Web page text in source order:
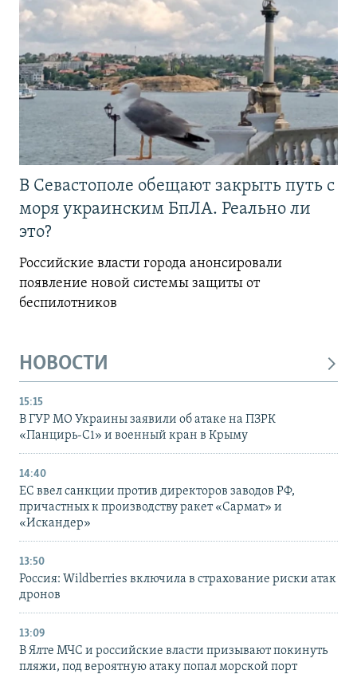
В Севастополе обещают закрыть путь с
моря украинским БпЛА. Реально ли
это?
Российские власти города анонсировали
появление новой системы защиты от
беспилотников
НОВОСТИ
15:15
В ГУР МО Украины заявили об атаке на ПЗРК
«Панцирь-С1» и военный кран в Крыму
14:40
ЕС ввел санкции против директоров заводов РФ,
причастных к производству ракет «Сармат» и
«Искандер»
13:50
Россия: Wildberries включила в страхование риски атак
дронов
13:09
В Ялте МЧС и российские власти призывают покинуть
пляжи, под вероятную атаку попал морской порт